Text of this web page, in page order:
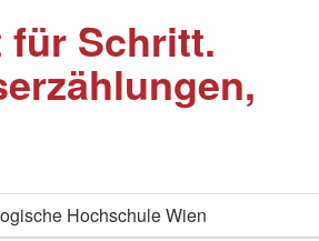
Schritt.
Hochschule Wien